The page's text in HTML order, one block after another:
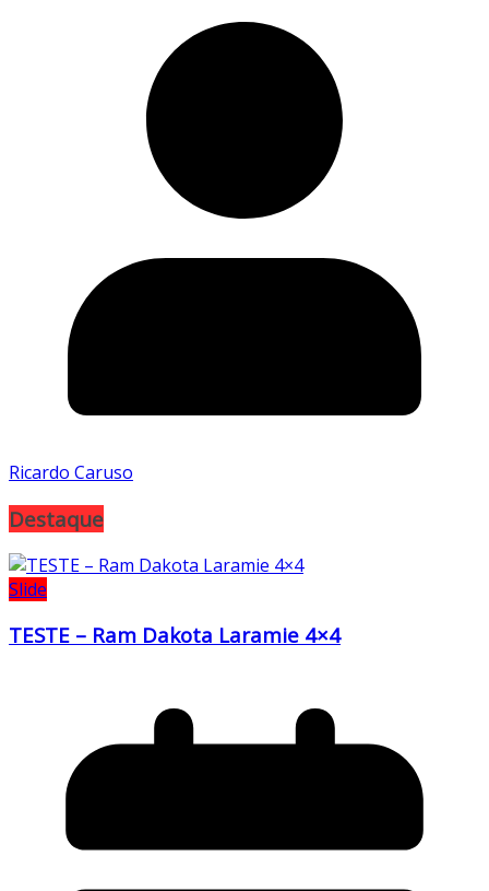
Ricardo Caruso
Destaque
Slide
TESTE – Ram Dakota Laramie 4×4